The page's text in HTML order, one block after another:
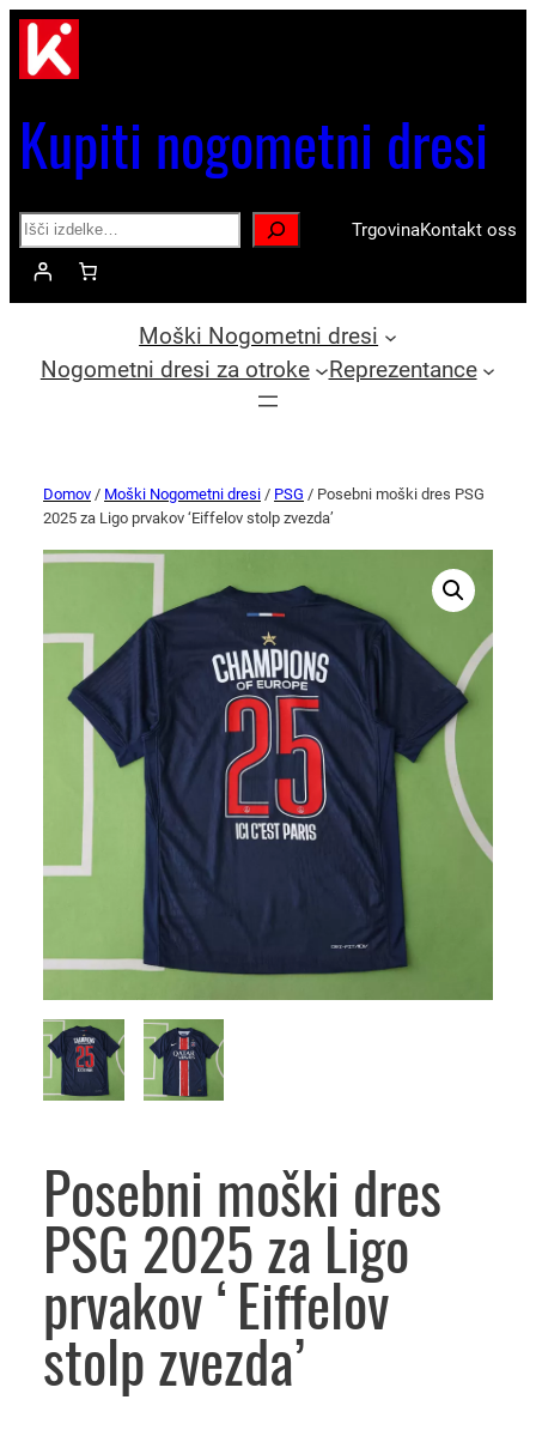
Kupiti nogometni dresi
Search TrgovinaKontakt oss
Moški Nogometni dresi
Nogometni dresi za otroke
Reprezentance
Domov / Moški Nogometni dresi / PSG / Posebni moški dres PSG
2025 za Ligo prvakov ‘Eiffelov stolp zvezda’
Posebni moški dres
PSG 2025 za Ligo
prvakov ‘Eiffelov
stolp zvezda’